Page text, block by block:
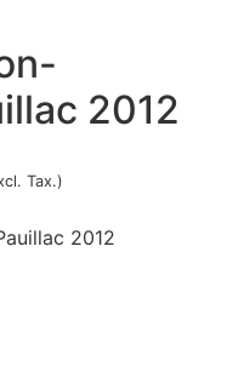
2012
Tax.)
2012